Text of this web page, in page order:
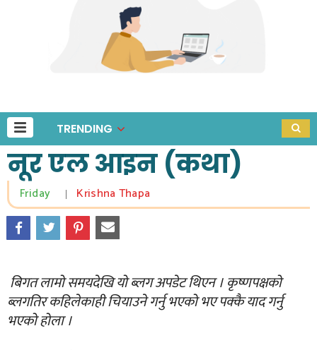
TRENDING
नूर एल आइन (कथा)
Friday Krishna Thapa
बिगत लामो समयदेखि यो ब्लग अपडेट थिएन । कृष्णपक्षको
ब्लगतिर कहिलेकाही चियाउने गर्नु भएको भए पक्कै याद गर्नु
भएको होला ।